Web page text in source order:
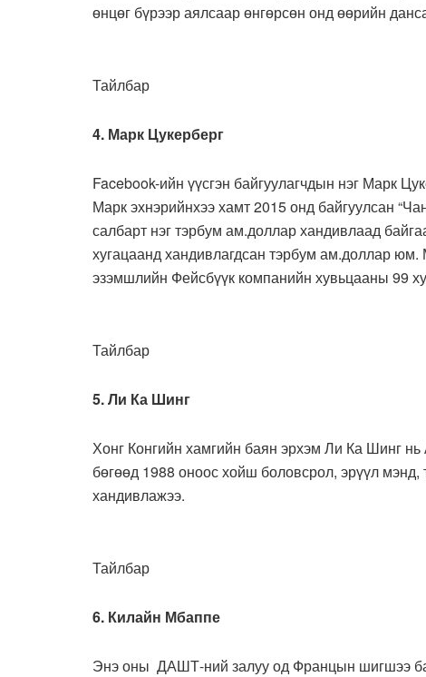
өнцөг бүрээр аялсаар өнгөрсөн онд өөрийн
Тайлбар
4. Марк Цукерберг
Facebook-ийн үүсгэн байгуулагчдын нэг Марк
Марк эхнэрийнхээ хамт 2015 онд байгуулсан
салбарт нэг тэрбум ам.доллар хандивлаад
хугацаанд хандивлагдсан тэрбум ам.доллар
эзэмшлийн Фейсбүүк компанийн хувьцааны 99
Тайлбар
5. Ли Ка Шинг
Хонг Конгийн хамгийн баян эрхэм Ли Ка Шинг
бөгөөд 1988 оноос хойш боловсрол, эрүүл
хандивлажээ.
Тайлбар
6. Килайн Мбаппе
Энэ оны ДАШТ-ний залуу од Францын шигшээ